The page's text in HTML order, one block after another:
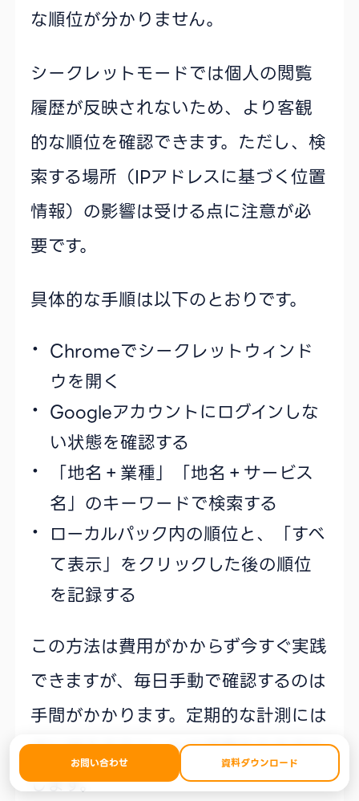
な順位が分かりません。
シークレットモードでは個人の閲覧
履歴が反映されないため、より客観
的な順位を確認できます。ただし、検
索する場所（IPアドレスに基づく位置
情報）の影響は受ける点に注意が必
要です。
具体的な手順は以下のとおりです。
Chromeでシークレットウィンド
ウを開く
Googleアカウントにログインしな
い状態を確認する
「地名＋業種」「地名＋サービス
名」のキーワードで検索する
ローカルパック内の順位と、「すべ
て表示」をクリックした後の順位
を記録する
この方法は費用がかからず今すぐ実践
できますが、毎日手動で確認するのは
手間がかかります。定期的な計測には
次に紹介するツールの活用をおすすめ
します。
お問い合わせ 資料ダウンロード